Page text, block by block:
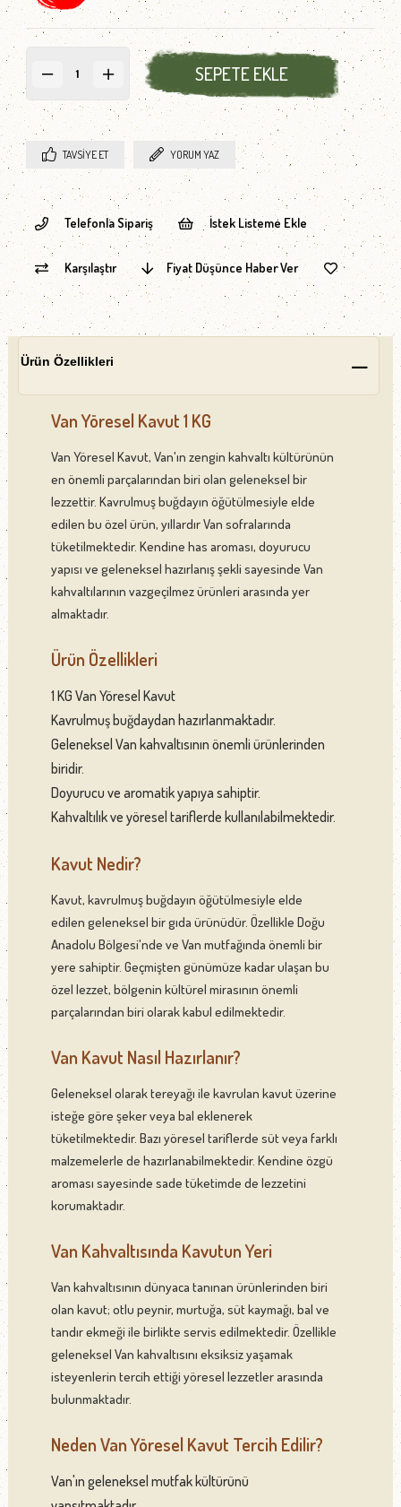
TAVSIYE ET YORUM YAZ
Telefonla Sipariş İstek Listeme Ekle
Karşılaştır Fiyat Düşünce Haber Ver
Ürün Özellikleri
Van Yöresel Kavut 1 KG
Van Yöresel Kavut, Van'ın zengin kahvaltı kültürünün
en önemli parçalarından biri olan geleneksel bir
lezzettir. Kavrulmuş buğdayın öğütülmesiyle elde
edilen bu özel ürün, yıllardır Van sofralarında
tüketilmektedir. Kendine has aroması, doyurucu
yapısı ve geleneksel hazırlanış şekli sayesinde Van
kahvaltılarının vazgeçilmez ürünleri arasında yer
almaktadır.
Ürün Özellikleri
1 KG Van Yöresel Kavut
Kavrulmuş buğdaydan hazırlanmaktadır.
Geleneksel Van kahvaltısının önemli ürünlerinden
biridir.
Doyurucu ve aromatik yapıya sahiptir.
Kahvaltılık ve yöresel tariflerde kullanılabilmektedir.
Kavut Nedir?
Kavut, kavrulmuş buğdayın öğütülmesiyle elde
edilen geleneksel bir gıda ürünüdür. Özellikle Doğu
Anadolu Bölgesi'nde ve Van mutfağında önemli bir
yere sahiptir. Geçmişten günümüze kadar ulaşan bu
özel lezzet, bölgenin kültürel mirasının önemli
parçalarından biri olarak kabul edilmektedir.
Van Kavut Nasıl Hazırlanır?
Geleneksel olarak tereyağı ile kavrulan kavut üzerine
isteğe göre şeker veya bal eklenerek
tüketilmektedir. Bazı yöresel tariflerde süt veya farklı
malzemelerle de hazırlanabilmektedir. Kendine özgü
aroması sayesinde sade tüketimde de lezzetini
korumaktadır.
Van Kahvaltısında Kavutun Yeri
Van kahvaltısının dünyaca tanınan ürünlerinden biri
olan kavut; otlu peynir, murtuğa, süt kaymağı, bal ve
tandır ekmeği ile birlikte servis edilmektedir. Özellikle
geleneksel Van kahvaltısını eksiksiz yaşamak
isteyenlerin tercih ettiği yöresel lezzetler arasında
bulunmaktadır.
Neden Van Yöresel Kavut Tercih Edilir?
Van'ın geleneksel mutfak kültürünü